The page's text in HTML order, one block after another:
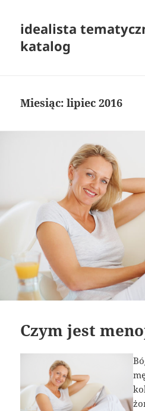
idealista
katalog
Miesiąc:lipiec 2016
Czym jest